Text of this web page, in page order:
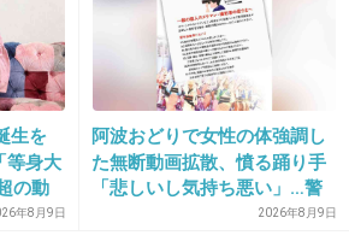
とサエコの微妙さが引き立
+227 -18
生を
等身大
の動
年8月9日
阿波おどりで女性の体強調し
た無断動画拡散、憤る踊り手
「悲しいし気持ち悪い」…警
2026年8月9日